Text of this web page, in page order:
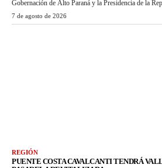
Gobernación de Alto Paraná y la Presidencia de la
7 de agosto de 2026
REGIÓN
PUENTE COSTA CAVALCANTI TENDRÁ